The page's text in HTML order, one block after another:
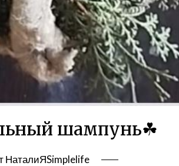
шампунь☘
НаталиЯSimplelife